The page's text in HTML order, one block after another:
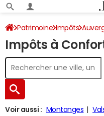
Patrimoine Impôts
Impôt sur le revenu
Impôts à
Voir aussi : Montanges